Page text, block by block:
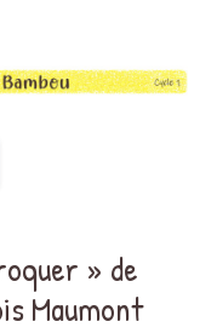
au contenu
» de
Maumont